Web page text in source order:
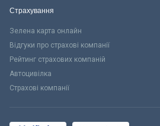
Страхування
Зелена карта онлайн
Відгуки про страхові компанії
Рейтинг страхових компаній
Автоцивілка
Страхові компанії